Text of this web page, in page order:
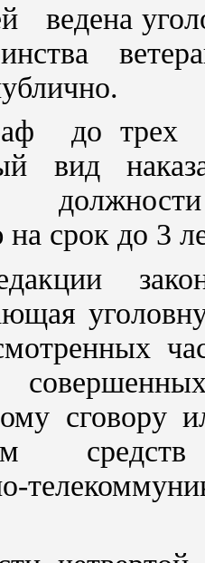
ведена
до трех
вид
срок до 3
сговору